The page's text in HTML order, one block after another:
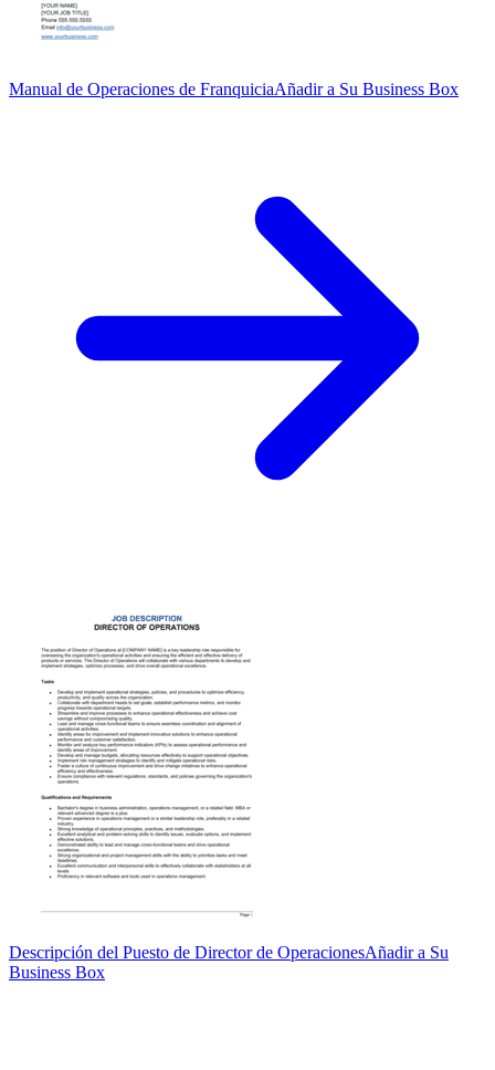
Manual de Operaciones de FranquiciaAñadir a Su Business Box
Descripción del Puesto de Director de OperacionesAñadir a Su
Business Box